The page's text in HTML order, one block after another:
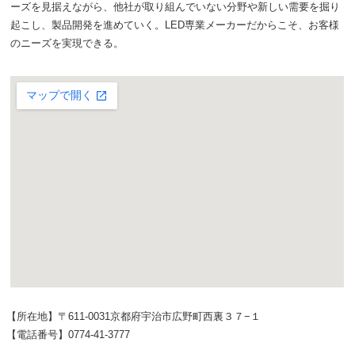
ーズを見据えながら、他社が取り組んでいない分野や新しい需要を掘り
起こし、製品開発を進めていく。LED専業メーカーだからこそ、お客様
のニーズを実現できる。
【所在地】〒611-0031京都府宇治市広野町西裏３７−１
【電話番号】0774-41-3777